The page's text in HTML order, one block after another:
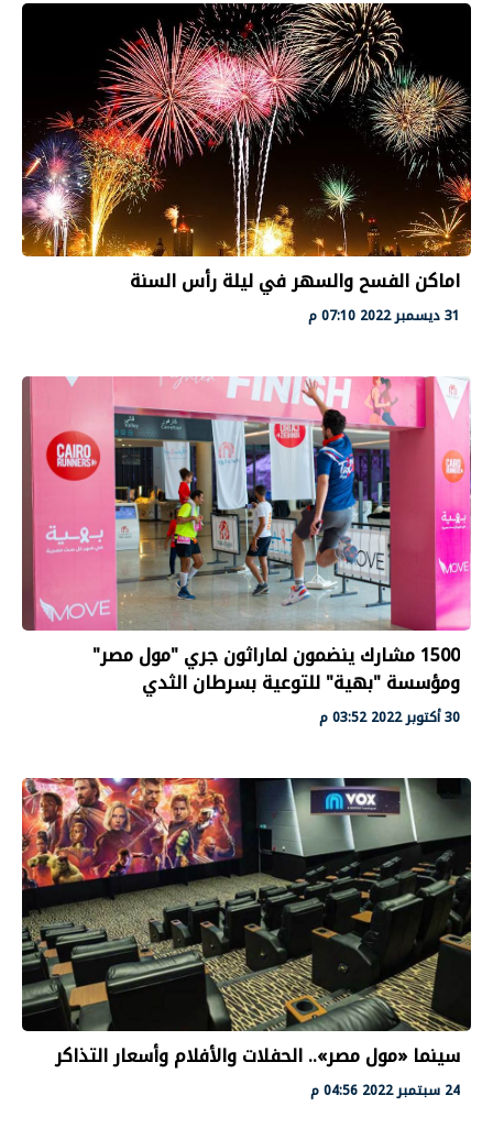
اماكن الفسح والسهر في ليلة رأس السنة
31 ديسمبر 2022 07:10 م
1500 مشارك ينضمون لماراثون جري "مول مصر"
ومؤسسة "بهية" للتوعية بسرطان الثدي
30 أكتوبر 2022 03:52 م
سينما «مول مصر».. الحفلات والأفلام وأسعار التذاكر
24 سبتمبر 2022 04:56 م